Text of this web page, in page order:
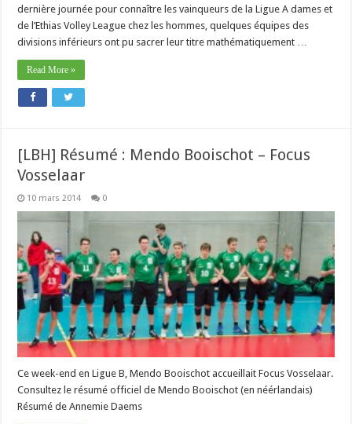
dernière journée pour connaître les vainqueurs de la Ligue A dames et
de l’Ethias Volley League chez les hommes, quelques équipes des
divisions inférieurs ont pu sacrer leur titre mathématiquement …
Read More »
[LBH] Résumé : Mendo Booischot – Focus
Vosselaar
10 mars 2014 0
Ce week-end en Ligue B, Mendo Booischot accueillait Focus Vosselaar.
Consultez le résumé officiel de Mendo Booischot (en néérlandais)
Résumé de Annemie Daems